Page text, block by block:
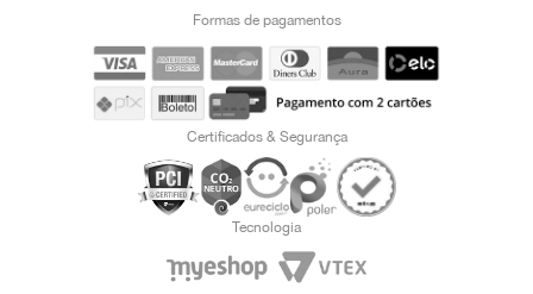
Formas de pagamentos
Certificados & Segurança
Tecnologia